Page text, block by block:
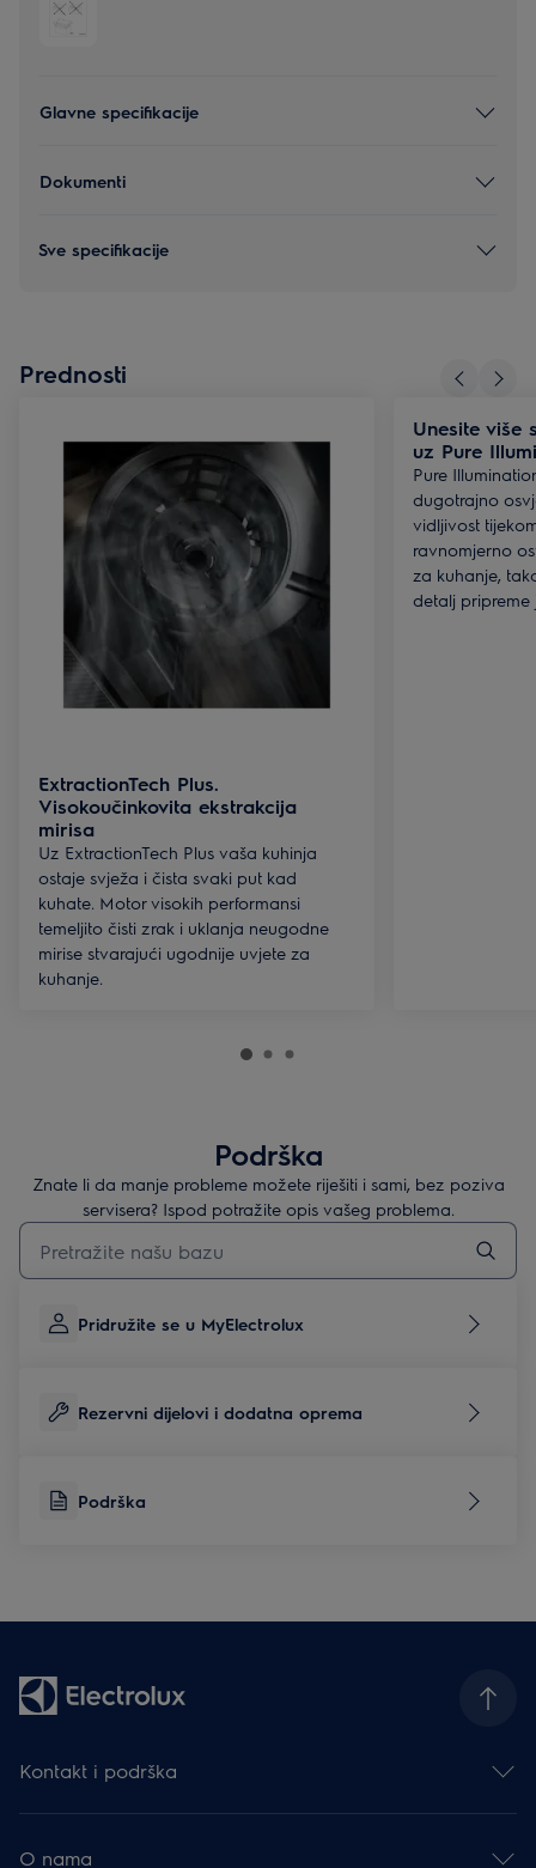
Glavne specifikacije
Dokumenti
Sve specifikacije
Prednosti
ExtractionTech Plus.
Visokoučinkovita ekstrakcija
mirisa
Uz ExtractionTech Plus vaša kuhinja
ostaje svježa i čista svaki put kad
kuhate. Motor visokih performansi
temeljito čisti zrak i uklanja neugodne
mirise stvarajući ugodnije uvjete za
kuhanje.
Unesite više
uz Pure
Pure
dugotrajno
vidljivost
ravnomjerno
za kuhanje,
detalj pripreme
Podrška
Znate li da manje probleme možete riješiti i sami, bez poziva
servisera? Ispod potražite opis vašeg problema.
Upišite za pretraživanje članaka podrške
Pridružite se u MyElectrolux
Rezervni dijelovi i dodatna oprema
Podrška
Kontakt i podrška
Newsletter
O nama